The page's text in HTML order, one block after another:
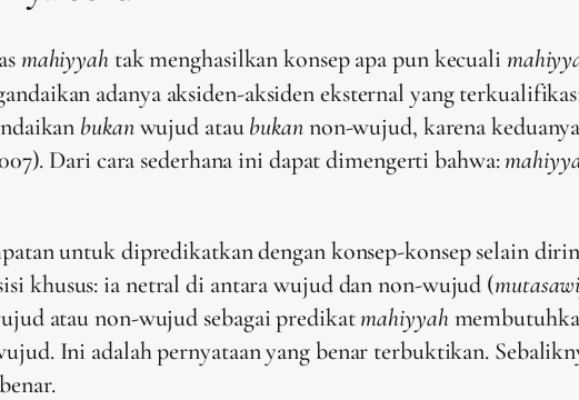
mahiyyah tak menghasilkan konsep apa pun kecuali
adanya aksiden-aksiden eksternal yang
bukanwujud ataubukannon-wujud, karena
Dari cara sederhana ini dapat dimengerti bahwa:
untuk dipredikatkan dengan konsep-konsep selain
khusus: ia netral di antara wujud dan non-wujud (
atau non-wujud sebagai predikatmahiyyah
Ini adalah pernyataan yang benar terbuktikan.